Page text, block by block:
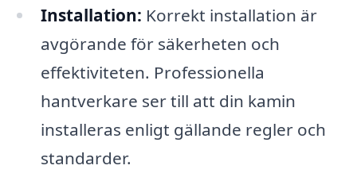
Installation: Korrekt installation är
avgörande för säkerheten och
effektiviteten. Professionella
hantverkare ser till att din kamin
installeras enligt gällande regler och
standarder.